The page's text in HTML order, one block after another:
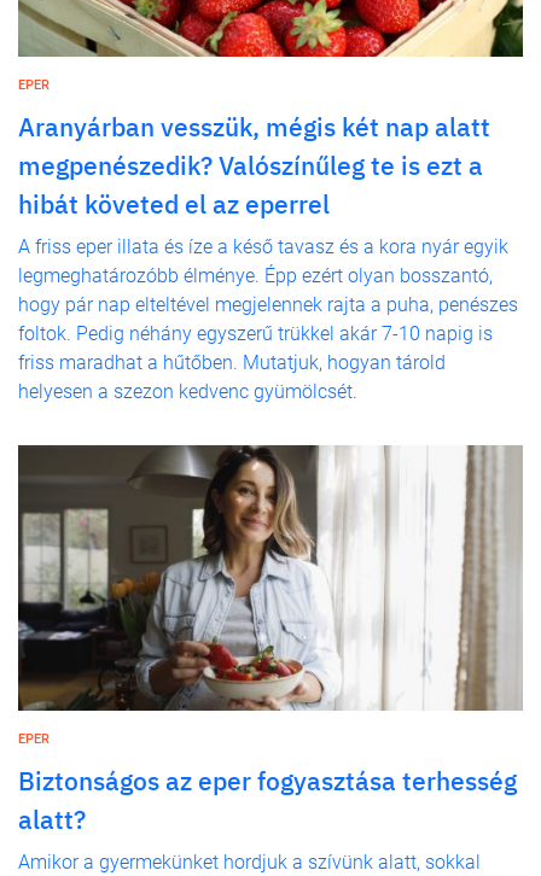
EPER
Aranyárban vesszük, mégis két nap alatt
megpenészedik? Valószínűleg te is ezt a
hibát követed el az eperrel
A friss eper illata és íze a késő tavasz és a kora nyár egyik
legmeghatározóbb élménye. Épp ezért olyan bosszantó,
hogy pár nap elteltével megjelennek rajta a puha, penészes
foltok. Pedig néhány egyszerű trükkel akár 7-10 napig is
friss maradhat a hűtőben. Mutatjuk, hogyan tárold
helyesen a szezon kedvenc gyümölcsét.
EPER
Biztonságos az eper fogyasztása terhesség
alatt?
Amikor a gyermekünket hordjuk a szívünk alatt, sokkal